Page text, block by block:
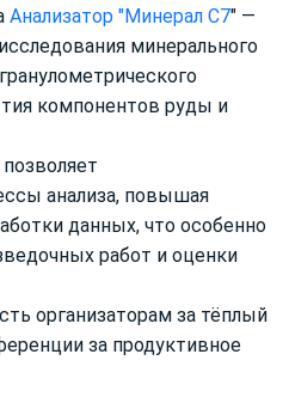
Анализатор "Минерал С7" —
минерального
компонентов руды и
анализа, повышая
данных, что особенно
работ и оценки
организаторам за тёплый
за продуктивное